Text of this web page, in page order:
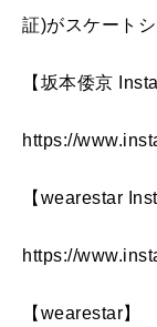
証)がスケート
【坂本倭京
https://
【wearestar
https://
【wearestar】